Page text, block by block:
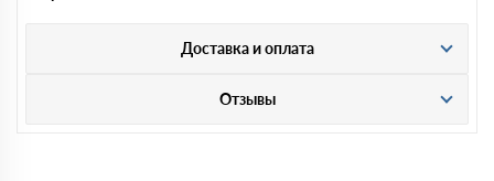
Доставка и оплата
Отзывы